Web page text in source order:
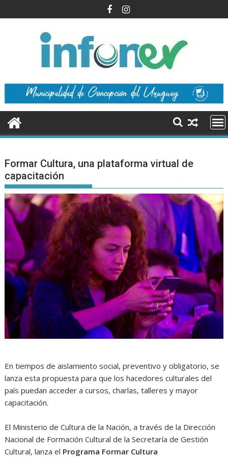
al
Formar Cultura, una plataforma virtual de
capacitación
En tiempos de aislamiento social, preventivo y obligatorio, se
lanza esta propuesta para que los hacedores culturales del
país puedan acceder a cursos, charlas, talleres y mayor
capacitación.
El Ministerio de Cultura de la Nación, a través de la Dirección
Nacional de Formación Cultural de la Secretaría de Gestión
Cultural, lanza el Programa Formar Cultura